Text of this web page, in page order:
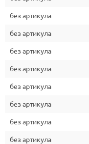
без артикула
без артикула
без артикула
без артикула
без артикула
без артикула
без артикула
без артикула